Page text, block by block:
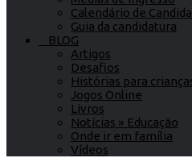
Calendário de
Guia da candidatura
BLOG
Artigos
Desafios
Histórias para
Jogos Online
Livros
Notícias » Educação
Onde ir em família
Vídeos